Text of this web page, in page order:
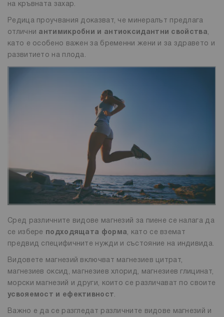
на кръвната захар.
Редица проучвания доказват, че минералът предлага
отлични антимикробни и антиоксидантни свойства,
като е особено важен за бременни жени и за здравето и
развитието на плода.
Сред различните видове магнезий за пиене се налага да
се избере
подходящата форма, като се вземат
предвид специфичните нужди и състояние на индивида.
Видовете магнезий включват магнезиев цитрат,
магнезиев оксид, магнезиев хлорид, магнезиев глицинат,
морски магнезий и други, които се различават по своите
усвояемост и ефективност.
Важно е да се разгледат различните видове магнезий и